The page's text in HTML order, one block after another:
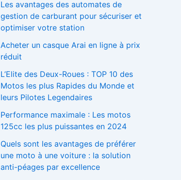
Les avantages des automates de
gestion de carburant pour sécuriser et
optimiser votre station
Acheter un casque Arai en ligne à prix
réduit
L’Elite des Deux-Roues : TOP 10 des
Motos les plus Rapides du Monde et
leurs Pilotes Legendaires
Performance maximale : Les motos
125cc les plus puissantes en 2024
Quels sont les avantages de préférer
une moto à une voiture : la solution
anti-péages par excellence